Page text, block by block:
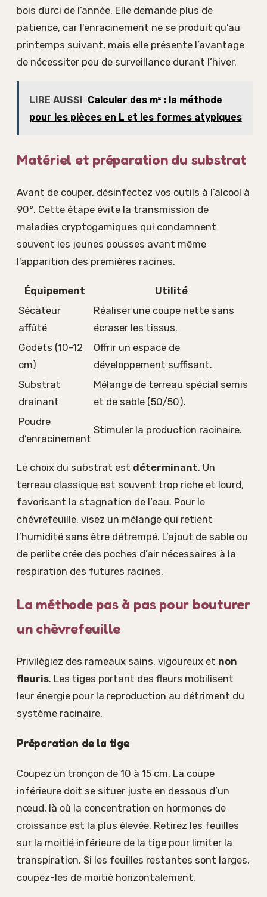
bois durci de l’année. Elle demande plus de
patience, car l’enracinement ne se produit qu’au
printemps suivant, mais elle présente l’avantage
de nécessiter peu de surveillance durant l’hiver.
LIRE AUSSI Calculer des m² : la méthode
pour les pièces en L et les formes atypiques
Matériel et préparation du substrat
Avant de couper, désinfectez vos outils à l’alcool à
90°. Cette étape évite la transmission de
maladies cryptogamiques qui condamnent
souvent les jeunes pousses avant même
l’apparition des premières racines.
Équipement
Utilité
Sécateur
affûté
Réaliser une coupe nette sans
écraser les tissus.
Godets (10-12
cm)
Offrir un espace de
développement suffisant.
Substrat
drainant
Mélange de terreau spécial semis
et de sable (50/50).
Poudre
d’enracinement
Stimuler la production racinaire.
Le choix du substrat est déterminant. Un
terreau classique est souvent trop riche et lourd,
favorisant la stagnation de l’eau. Pour le
chèvrefeuille, visez un mélange qui retient
l’humidité sans être détrempé. L’ajout de sable ou
de perlite crée des poches d’air nécessaires à la
respiration des futures racines.
La méthode pas à pas pour bouturer
un chèvrefeuille
Privilégiez des rameaux sains, vigoureux et non
fleuris. Les tiges portant des fleurs mobilisent
leur énergie pour la reproduction au détriment du
système racinaire.
Préparation de la tige
Coupez un tronçon de 10 à 15 cm. La coupe
inférieure doit se situer juste en dessous d’un
nœud, là où la concentration en hormones de
croissance est la plus élevée. Retirez les feuilles
sur la moitié inférieure de la tige pour limiter la
transpiration. Si les feuilles restantes sont larges,
coupez-les de moitié horizontalement.